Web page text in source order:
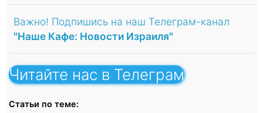
Важно! Подпишись на наш Телеграм-канал
"Наше Кафе: Новости Израиля"
Читайте нас в Телеграм
Статьи по теме: